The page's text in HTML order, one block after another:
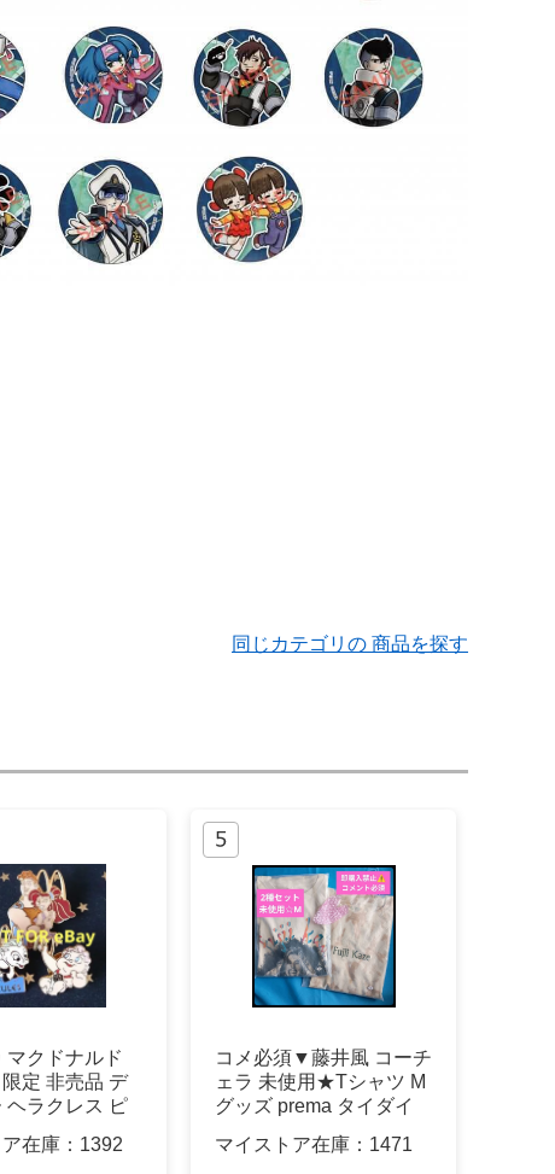
同じカテゴリの 商品を探す
マクドナルド
定 非売品 デ
ヘラクレス ピ
在庫： 1392
コメ必須▼藤井風 コーチ
ェラ 未使用★Tシャツ M
グッズ prema タイダイ
マイストア在庫： 1471